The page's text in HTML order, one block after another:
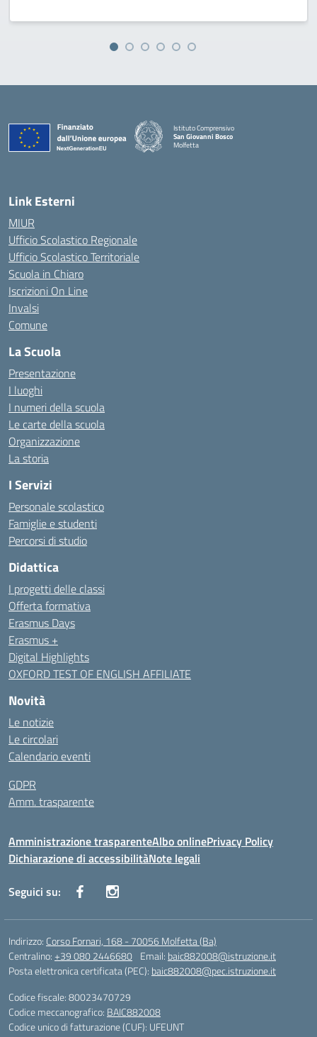
Istituto Comprensivo
San Giovanni Bosco
Molfetta
Link Esterni
MIUR
Ufficio Scolastico Regionale
Ufficio Scolastico Territoriale
Scuola in Chiaro
Iscrizioni On Line
Invalsi
Comune
La Scuola
Presentazione
I luoghi
I numeri della scuola
Le carte della scuola
Organizzazione
La storia
I Servizi
Personale scolastico
Famiglie e studenti
Percorsi di studio
Didattica
I progetti delle classi
Offerta formativa
Erasmus Days
Erasmus +
Digital Highlights
OXFORD TEST OF ENGLISH AFFILIATE
Novità
Le notizie
Le circolari
Calendario eventi
GDPR
Amm. trasparente
Amministrazione trasparenteAlbo onlinePrivacy Policy
Dichiarazione di accessibilitàNote legali
Seguici su:
Indirizzo: Corso Fornari, 168 - 70056 Molfetta (Ba)
Centralino:+39 080 2446680 Email: baic882008@istruzione.it
Posta elettronica certificata (PEC): baic882008@pec.istruzione.it
Codice fiscale: 80023470729
Codice meccanografico: BAIC882008
Codice unico di fatturazione (CUF): UFEUNT